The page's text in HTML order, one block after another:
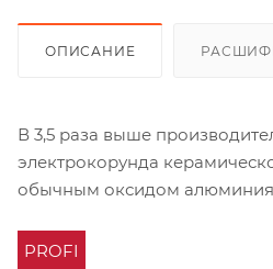
ОПИСАНИЕ
В 3,5 раза выше
электрокорунда
обычным оксидом
PROFI